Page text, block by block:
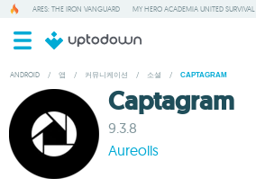
ARES: THE IRON VANGUARD MY HERO ACADEMIA UNITED SURVIVAL
ANDROID / 앱 / 커뮤니케이션 / 소셜 / CAPTAGRAM
Captagram
9.3.8
Aureolls